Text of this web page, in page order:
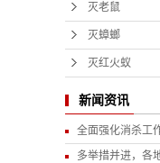
灭老鼠
灭蟑螂
灭红火蚁
新闻资讯
全面强化消杀工
多举措并进，各